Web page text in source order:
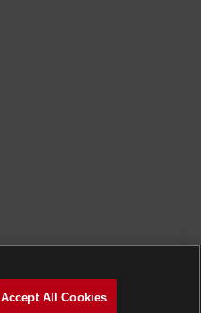
Accept All Cookies